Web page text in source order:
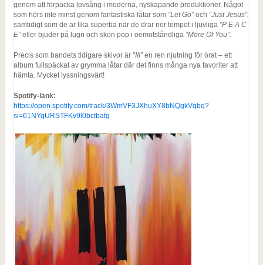
genom att förpacka lovsång i moderna, nyskapande produktioner. Något
som hörs inte minst genom fantastiska låtar som ”Let Go”och ”Just Jesus”,
samtidigt som de är lika superba när de drar ner tempot i ljuvliga ”P E A C
E”eller bjuder på lugn och skön pop i oemotståndliga ”More Of You”.
Precis som bandets tidigare skivor är ”III”en ren njutning för örat – ett
album fullspäckat av grymma låtar där det finns många nya favoriter att
hämta. Mycket lyssningsvärt!
Spotify-länk:
https://open.spotify.com/track/3WmVF3JXhuXY8bNQgkVqbq?
si=61NYqURSTFKv9l0bctbatg